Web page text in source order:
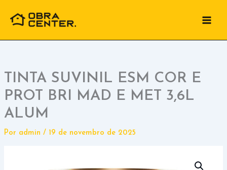
para
conteúdo
TINTA SUVINIL ESM COR E
PROT BRI MAD E MET 3,6L
ALUM
Por admin / 19 de novembro de 2025